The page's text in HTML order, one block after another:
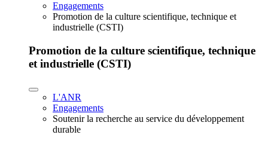
Engagements
Promotion de la culture scientifique, technique et
industrielle (CSTI)
Promotion de la culture scientifique, technique
et industrielle (CSTI)
L'ANR
Engagements
Soutenir la recherche au service du développement
durable